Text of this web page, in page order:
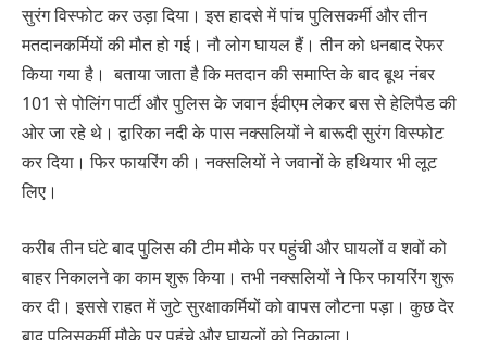
सुरंग विस्फोट कर उड़ा दिया। इस हादसे में पांच पुलिसकर्मी और तीन
मतदानकर्मियों की मौत हो गई। नौ लोग घायल हैं। तीन को धनबाद रेफर
किया गया है। बताया जाता है कि मतदान की समाप्ति के बाद बूथ नंबर
101 से पोलिंग पार्टी और पुलिस के जवान ईवीएम लेकर बस से हेलिपैड की
ओर जा रहे थे। द्वारिका नदी के पास नक्सलियों ने बारूदी सुरंग विस्फोट
कर दिया। फिर फायरिंग की। नक्सलियों ने जवानों के हथियार भी लूट
लिए।
करीब तीन घंटे बाद पुलिस की टीम मौके पर पहुंची और घायलों व शवों को
बाहर निकालने का काम शुरू किया। तभी नक्सलियों ने फिर फायरिंग शुरू
कर दी। इससे राहत में जुटे सुरक्षाकर्मियों को वापस लौटना पड़ा। कुछ देर